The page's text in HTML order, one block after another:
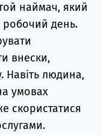
наймач, який
робочий день.
внески,
. Навіть людина,
умовах
скористатися